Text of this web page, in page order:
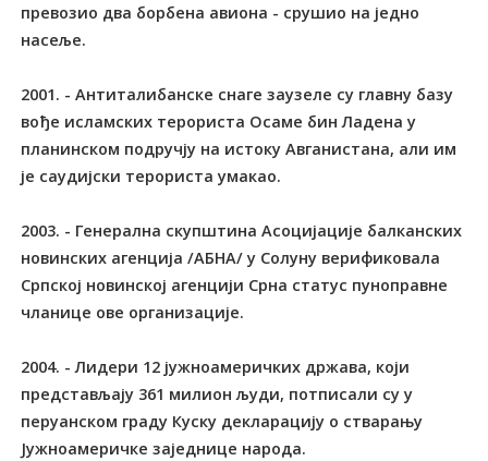
превозио два борбена авиона - срушио на једно
насеље.
2001. - Антиталибанске снаге заузеле су главну базу
вође исламских терориста Осаме бин Ладена у
планинском подручју на истоку Авганистана, али им
је саудијски терориста умакао.
2003. - Генерална скупштина Асоцијације балканских
новинских агенција /АБНА/ у Солуну верификовала
Српској новинској агенцији Срна статус пуноправне
чланице ове организације.
2004. - Лидери 12 јужноамеричких држава, који
представљају 361 милион људи, потписали су у
перуанском граду Куску декларацију о стварању
Јужноамеричке заједнице народа.